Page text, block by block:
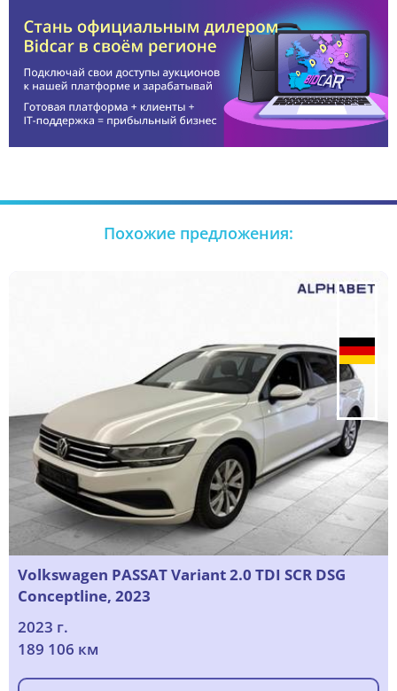
Похожие предложения:
Volkswagen PASSAT Variant 2.0 TDI SCR DSG
Conceptline, 2023
2023 г.
189 106 км